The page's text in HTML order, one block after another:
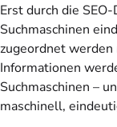
Erst durch die
Suchmaschinen
zugeordnet
Informationen
Suchmaschinen –
maschinell,